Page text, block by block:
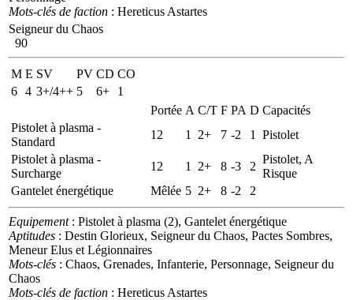
Mots-clés de faction : Hereticus Astartes
Seigneur du Chaos
90
M E SV PV CD CO
6 4 3+/4++ 5 6+
1
Portée A C/T F PA D Capacités
Pistolet à plasma -
Standard
12 1 2+ 7 -2 1
Pistolet
Pistolet à plasma -
Surcharge
12 1 2+ 8 -3 2
Pistolet, A
Risque
Gantelet énergétique
Mêlée 5 2+ 8 -2 2
Equipement: Pistolet à plasma (2), Gantelet énergétique
Aptitudes : Destin Glorieux, Seigneur du Chaos, Pactes Sombres,
Meneur Elus et Légionnaires
Mots-clés : Chaos, Grenades, Infanterie, Personnage, Seigneur du
Chaos
Mots-clés de faction : Hereticus Astartes